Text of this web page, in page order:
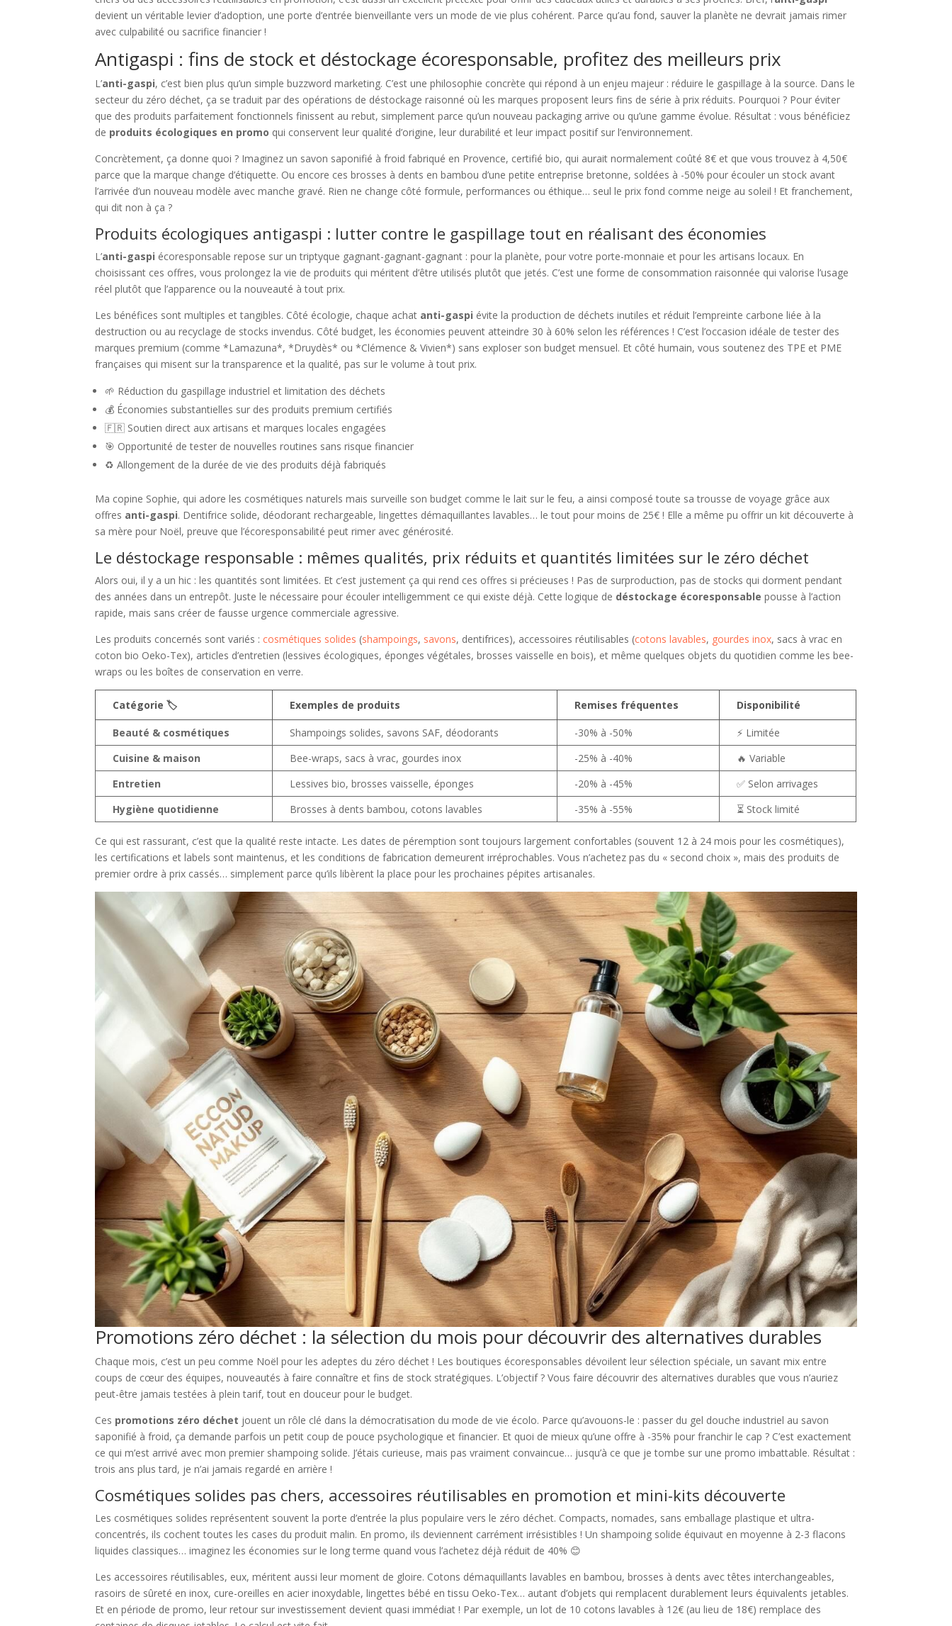
devient un véritable levier d’adoption, une porte d’entrée bienveillante vers un mode de vie plus cohérent. Parce qu’au fond, sauver la planète ne devrait jamais rimer
avec culpabilité ou sacrifice financier !
Antigaspi : fins de stock et déstockage écoresponsable, profitez des meilleurs prix
L’anti-gaspi, c’est bien plus qu’un simple buzzword marketing. C’est une philosophie concrète qui répond à un enjeu majeur : réduire le gaspillage à la source. Dans le
secteur du zéro déchet, ça se traduit par des opérations de déstockage raisonné où les marques proposent leurs fins de série à prix réduits. Pourquoi ? Pour éviter
que des produits parfaitement fonctionnels finissent au rebut, simplement parce qu’un nouveau packaging arrive ou qu’une gamme évolue. Résultat : vous bénéficiez
de produits écologiques en promo qui conservent leur qualité d’origine, leur durabilité et leur impact positif sur l’environnement.
Concrètement, ça donne quoi ? Imaginez un savon saponifié à froid fabriqué en Provence, certifié bio, qui aurait normalement coûté 8€ et que vous trouvez à 4,50€
parce que la marque change d’étiquette. Ou encore ces brosses à dents en bambou d’une petite entreprise bretonne, soldées à -50% pour écouler un stock avant
l’arrivée d’un nouveau modèle avec manche gravé. Rien ne change côté formule, performances ou éthique… seul le prix fond comme neige au soleil ! Et franchement,
qui dit non à ça ?
Produits écologiques antigaspi : lutter contre le gaspillage tout en réalisant des économies
L’anti-gaspi écoresponsable repose sur un triptyque gagnant-gagnant-gagnant : pour la planète, pour votre porte-monnaie et pour les artisans locaux. En
choisissant ces offres, vous prolongez la vie de produits qui méritent d’être utilisés plutôt que jetés. C’est une forme de consommation raisonnée qui valorise l’usage
réel plutôt que l’apparence ou la nouveauté à tout prix.
Les bénéfices sont multiples et tangibles. Côté écologie, chaque achat anti-gaspi évite la production de déchets inutiles et réduit l’empreinte carbone liée à la
destruction ou au recyclage de stocks invendus. Côté budget, les économies peuvent atteindre 30 à 60% selon les références ! C’est l’occasion idéale de tester des
marques premium (comme *Lamazuna*, *Druydès* ou *Clémence & Vivien*) sans exploser son budget mensuel. Et côté humain, vous soutenez des TPE et PME
françaises qui misent sur la transparence et la qualité, pas sur le volume à tout prix.
🌱 Réduction du gaspillage industriel et limitation des déchets
💰 Économies substantielles sur des produits premium certifiés
🇫🇷 Soutien direct aux artisans et marques locales engagées
🎯 Opportunité de tester de nouvelles routines sans risque financier
♻️ Allongement de la durée de vie des produits déjà fabriqués
Ma copine Sophie, qui adore les cosmétiques naturels mais surveille son budget comme le lait sur le feu, a ainsi composé toute sa trousse de voyage grâce aux
offres anti-gaspi. Dentifrice solide, déodorant rechargeable, lingettes démaquillantes lavables… le tout pour moins de 25€ ! Elle a même pu offrir un kit découverte à
sa mère pour Noël, preuve que l’écoresponsabilité peut rimer avec générosité.
Le déstockage responsable : mêmes qualités, prix réduits et quantités limitées sur le zéro déchet
Alors oui, il y a un hic : les quantités sont limitées. Et c’est justement ça qui rend ces offres si précieuses ! Pas de surproduction, pas de stocks qui dorment pendant
des années dans un entrepôt. Juste le nécessaire pour écouler intelligemment ce qui existe déjà. Cette logique de déstockage écoresponsable pousse à l’action
rapide, mais sans créer de fausse urgence commerciale agressive.
Les produits concernés sont variés :cosmétiques solides (shampoings, savons, dentifrices), accessoires réutilisables (cotons lavables, gourdes inox, sacs à vrac en
coton bio Oeko-Tex), articles d’entretien (lessives écologiques, éponges végétales, brosses vaisselle en bois), et même quelques objets du quotidien comme les bee-
wraps ou les boîtes de conservation en verre.
Catégorie 🏷️ Exemples de produits Remises fréquentes Disponibilité
Beauté & cosmétiques Shampoings solides, savons SAF, déodorants -30% à -50%
⚡ Limitée
Cuisine & maison
Bee-wraps, sacs à vrac, gourdes inox -25% à -40%
🔥 Variable
Entretien
Lessives bio, brosses vaisselle, éponges -20% à -45%
✅ Selon arrivages
Hygiène quotidienne
Brosses à dents bambou, cotons lavables -35% à -55% ⏳ Stock limité
Ce qui est rassurant, c’est que la qualité reste intacte. Les dates de péremption sont toujours largement confortables (souvent 12 à 24 mois pour les cosmétiques),
les certifications et labels sont maintenus, et les conditions de fabrication demeurent irréprochables. Vous n’achetez pas du « second choix », mais des produits de
premier ordre à prix cassés… simplement parce qu’ils libèrent la place pour les prochaines pépites artisanales.
Promotions zéro déchet : la sélection du mois pour découvrir des alternatives durables
Chaque mois, c’est un peu comme Noël pour les adeptes du zéro déchet ! Les boutiques écoresponsables dévoilent leur sélection spéciale, un savant mix entre
coups de cœur des équipes, nouveautés à faire connaître et fins de stock stratégiques. L’objectif ? Vous faire découvrir des alternatives durables que vous n’auriez
peut-être jamais testées à plein tarif, tout en douceur pour le budget.
Ces promotions zéro déchet jouent un rôle clé dans la démocratisation du mode de vie écolo. Parce qu’avouons-le : passer du gel douche industriel au savon
saponifié à froid, ça demande parfois un petit coup de pouce psychologique et financier. Et quoi de mieux qu’une offre à -35% pour franchir le cap ? C’est exactement
ce qui m’est arrivé avec mon premier shampoing solide. J’étais curieuse, mais pas vraiment convaincue… jusqu’à ce que je tombe sur une promo imbattable. Résultat :
trois ans plus tard, je n’ai jamais regardé en arrière !
Cosmétiques solides pas chers, accessoires réutilisables en promotion et mini-kits découverte
Les cosmétiques solides représentent souvent la porte d’entrée la plus populaire vers le zéro déchet. Compacts, nomades, sans emballage plastique et ultra-
concentrés, ils cochent toutes les cases du produit malin. En promo, ils deviennent carrément irrésistibles ! Un shampoing solide équivaut en moyenne à 2-3 flacons
liquides classiques… imaginez les économies sur le long terme quand vous l’achetez déjà réduit de 40% 😊
Les accessoires réutilisables, eux, méritent aussi leur moment de gloire. Cotons démaquillants lavables en bambou, brosses à dents avec têtes interchangeables,
rasoirs de sûreté en inox, cure-oreilles en acier inoxydable, lingettes bébé en tissu Oeko-Tex… autant d’objets qui remplacent durablement leurs équivalents jetables.
Et en période de promo, leur retour sur investissement devient quasi immédiat ! Par exemple, un lot de 10 cotons lavables à 12€ (au lieu de 18€) remplace des